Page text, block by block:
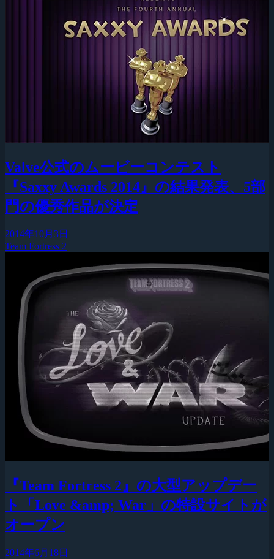
Valve公式のムービーコンテスト
『Saxxy Awards 2014』の結果発表、5部
門の優秀作品が決定
2014年10月3日
Team Fortress 2
『Team Fortress 2』の大型アップデー
ト「Love &amp; War」の特設サイトが
オープン
2014年6月18日